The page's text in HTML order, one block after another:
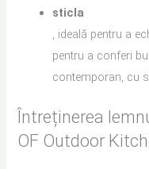
sticla
, ideală pentru a
pentru a conferi
contemporan, cu
Întreținerea
OF Outdoor